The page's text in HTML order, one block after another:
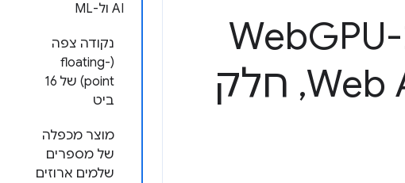
AI ול-ML
נקודה צפה
(floating-
point) של 16
ביט
מוצר מכפלה
של מספרים
שלמים ארוזים
GPU
, חלק